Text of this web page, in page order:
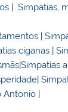
|Simpatias,
|
ciganas |
|Simpatias
|
Antonio |